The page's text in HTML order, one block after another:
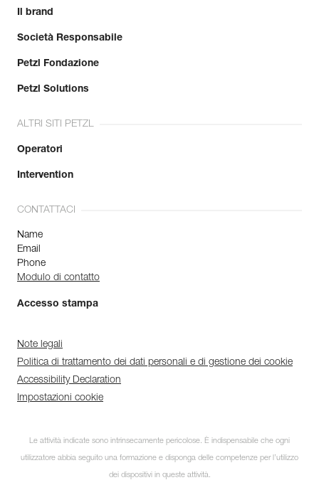
Il brand
Società Responsabile
Petzl Fondazione
Petzl Solutions
ALTRI SITI PETZL
Operatori
Intervention
CONTATTACI
Name
Email
Phone
Modulo di contatto
Accesso stampa
Note legali
Politica di trattamento dei dati personali e di gestione dei cookie
Accessibility Declaration
Impostazioni cookie
Le attività indicate sono intrinsecamente pericolose. È indispensabile che ogni
utilizzatore abbia seguito una formazione e disponga delle competenze per l’utilizzo
dei dispositivi in queste attività.